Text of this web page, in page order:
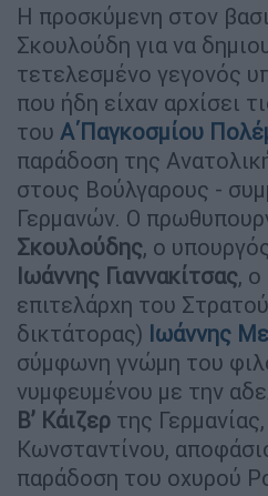
Η προσκύμενη στον
Σκουλούδη για να
τετελεσμένο γεγονός
που ήδη είχαν αρχίσει
του Α΄Παγκοσμίου
παράδοση της
στους Βούλγαρους -
Γερμανών. Ο
Σκουλούδης, ο
Ιωάννης Γιαννακίτσας,
επιτελάρχη του
δικτάτορας) Ιωάννης
σύμφωνη γνώμη του
νυμφευμένου με την
Β’ Κάιζερ της Γερμανίας,
Κωνσταντίνου,
παράδοση του οχυρού